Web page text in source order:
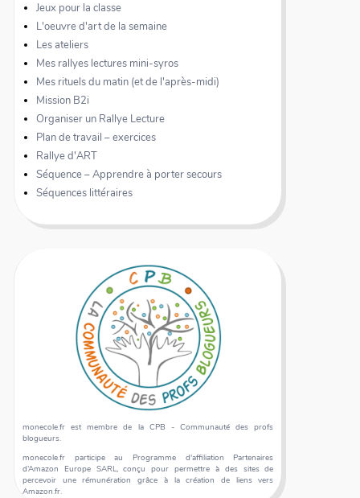
Jeux pour la classe
L'oeuvre d'art de la semaine
Les ateliers
Mes rallyes lectures mini-syros
Mes rituels du matin (et de l'après-midi)
Mission B2i
Organiser un Rallye Lecture
Plan de travail – exercices
Rallye d'ART
Séquence – Apprendre à porter secours
Séquences littéraires
monecole.fr est membre de la CPB - Communauté des profs
blogueurs.
monecole.fr participe au Programme d'affiliation Partenaires
d’Amazon Europe SARL, conçu pour permettre à des sites de
percevoir une rémunération grâce à la création de liens vers
Amazon.fr.